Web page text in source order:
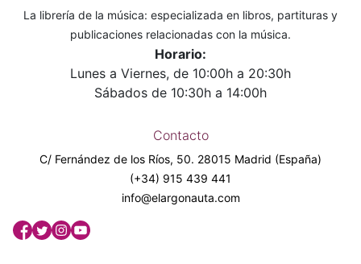
La librería de la música: especializada en libros, partituras y
publicaciones relacionadas con la música.
Horario:
Lunes a Viernes, de 10:00h a 20:30h
Sábados de 10:30h a 14:00h
Contacto
C/ Fernández de los Ríos, 50. 28015 Madrid (España)
(+34) 915 439 441
info@elargonauta.com